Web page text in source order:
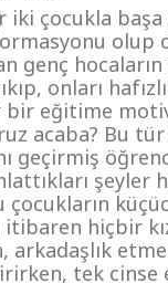
iki çocukla başa
olup
genç
onları
bir eğitime
acaba? Bu
geçirmiş
şeyler
çocukların
itibaren hiçbir
arkadaşlık
tek cinse